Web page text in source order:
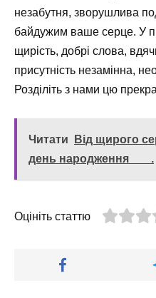
незабутня, зворушлива
байдужим ваше серце. У
щирість, добрі слова,
присутність незамінна,
Розділіть з нами цю
Читати
Від щирого
день народження ___.
Оцініть статтю